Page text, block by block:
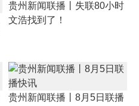
贵州新闻联播丨失联80小时
文浩找到了！
贵州新闻联播丨8月5日联播